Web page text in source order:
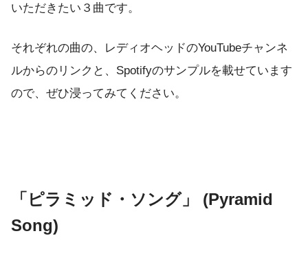
いただきたい３曲です。
それぞれの曲の、レディオヘッドのYouTubeチャンネ
ルからのリンクと、Spotifyのサンプルを載せています
ので、ぜひ浸ってみてください。
「ピラミッド・ソング」 (Pyramid
Song)